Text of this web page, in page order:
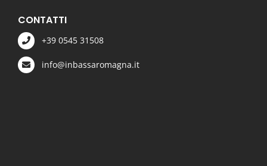
CONTATTI
+39 0545 31508
info@inbassaromagna.it